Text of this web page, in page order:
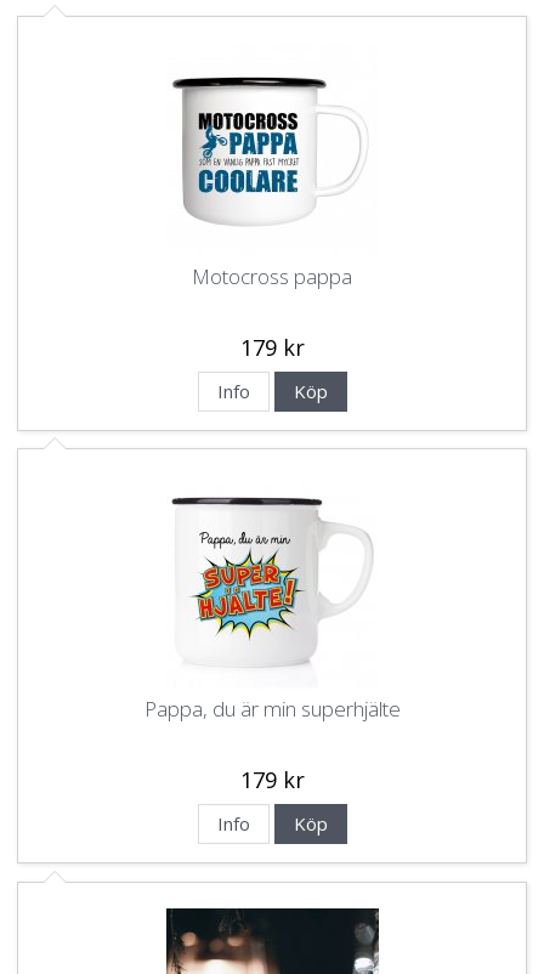
Motocross pappa
179 kr
Info Köp
Pappa, du är min superhjälte
179 kr
Info Köp